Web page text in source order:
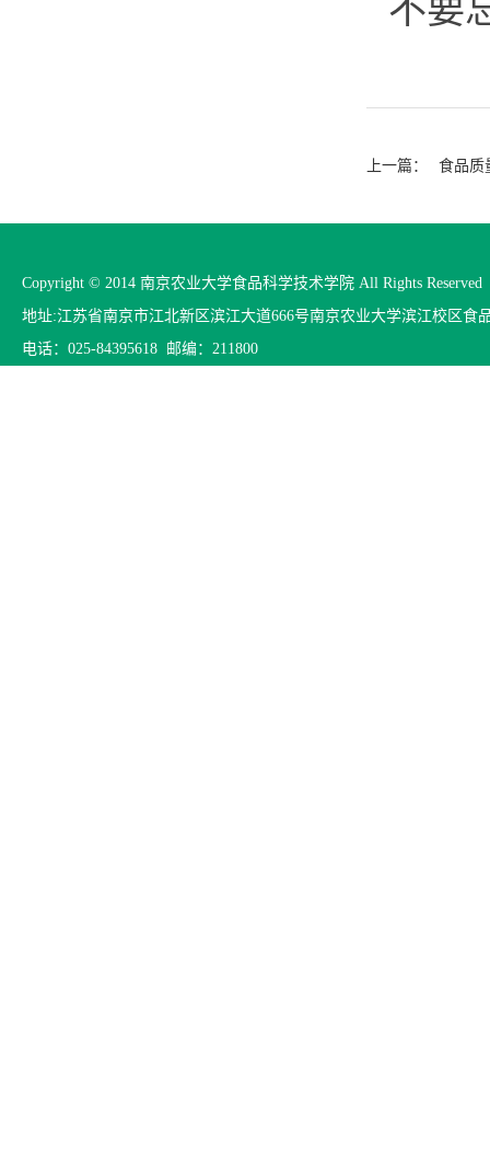
不要
上一篇： 食品质
Copyright © 2014 南京农业大学食品科学技术学院 All Rights Reserved
地址:江苏省南京市江北新区滨江大道666号南京农业大学滨江校区食
电话：025-84395618 邮编：211800